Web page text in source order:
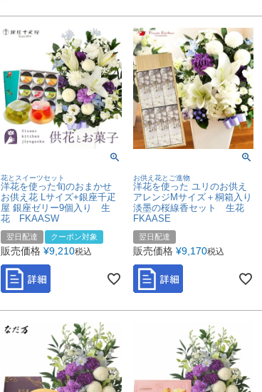
花とスイーツセット
洋花を使った旬のおまかせ
お供え花 Lサイズ+銀座千疋
屋 銀座ゼリー9個入り 生
花 FKAASW
翌日配達 クーポン対象
販売価格 ¥9,210税込
お供え花とご進物
洋花を使った ユリのお供え
アレンジMサイズ＋桐箱入り
淡墨の桜線香セット 生花
FKAASE
翌日配達
販売価格 ¥9,170税込